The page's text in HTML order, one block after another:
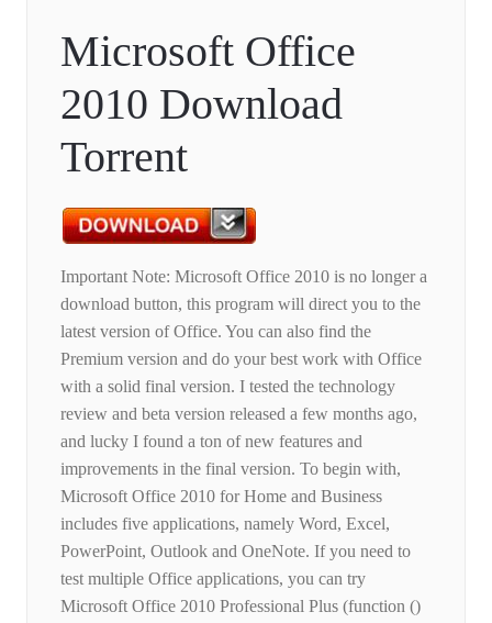
Microsoft Office
2010 Download
Torrent
Important Note: Microsoft Office 2010 is no longer a
download button, this program will direct you to the
latest version of Office. You can also find the
Premium version and do your best work with Office
with a solid final version. I tested the technology
review and beta version released a few months ago,
and lucky I found a ton of new features and
improvements in the final version. To begin with,
Microsoft Office 2010 for Home and Business
includes five applications, namely Word, Excel,
PowerPoint, Outlook and OneNote. If you need to
test multiple Office applications, you can try
Microsoft Office 2010 Professional Plus (function ()